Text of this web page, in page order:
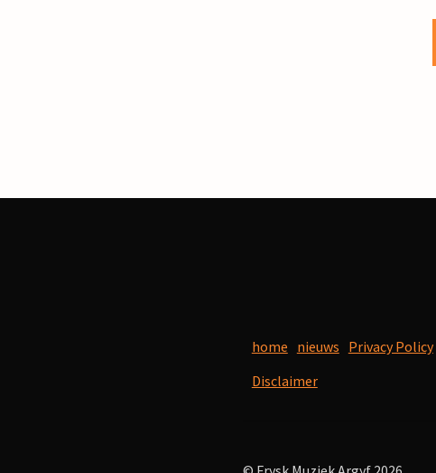
home nieuws Privacy Policy
Disclaimer